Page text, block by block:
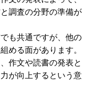
調査の分野の準備が
も共通ですが、他の
める面があります。
作文や読書の発表と
が向上するという意